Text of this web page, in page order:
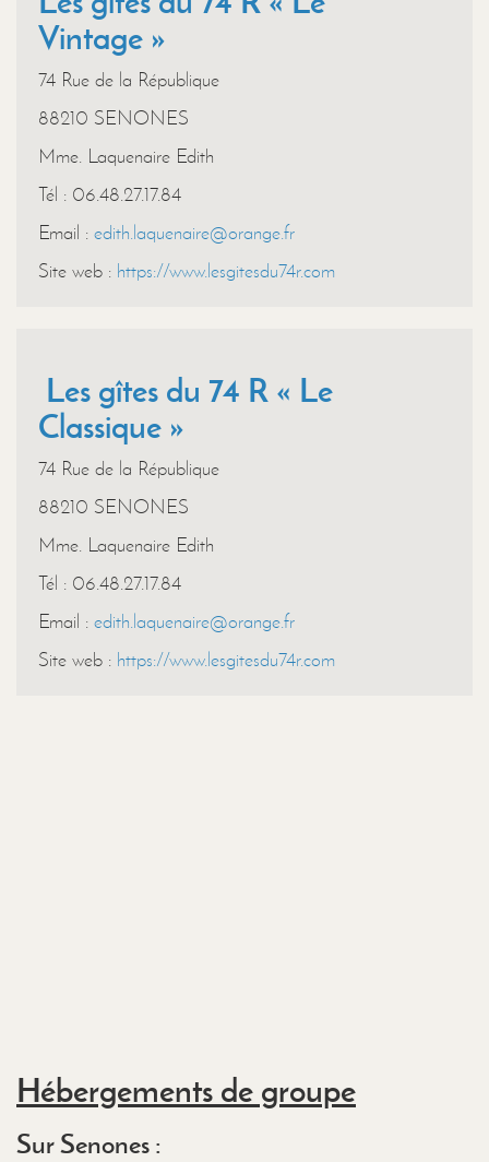
Vintage »
74 Rue de la République
88210 SENONES
Mme. Laquenaire Edith
Tél : 06.48.27.17.84
Email : edith.laquenaire@orange.fr
Site web : https://www.lesgitesdu74r.com
Les gîtes du 74 R « Le
Classique »
74 Rue de la République
88210 SENONES
Mme. Laquenaire Edith
Tél : 06.48.27.17.84
Email : edith.laquenaire@orange.fr
Site web : https://www.lesgitesdu74r.com
Hébergements de groupe
Sur Senones :